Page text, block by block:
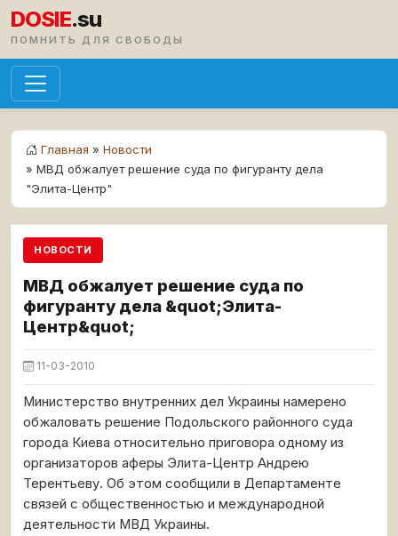
DOSIE.su
ПОМНИТЬ ДЛЯ СВОБОДЫ
Главная » Новости
» МВД обжалует решение суда по фигуранту дела
"Элита-Центр"
НОВОСТИ
МВД обжалует решение суда по
фигуранту дела &quot;Элита-
Центр&quot;
11-03-2010
Министерство внутренних дел Украины намерено
обжаловать решение Подольского районного суда
города Киева относительно приговора одному из
организаторов аферы Элита-Центр Андрею
Терентьеву. Об этом сообщили в Департаменте
связей с общественностью и международной
деятельности МВД Украины.